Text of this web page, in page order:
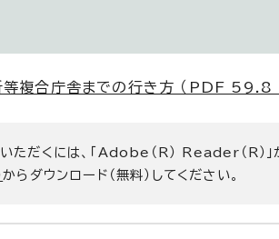
等複合庁舎までの行き方 （PDF 59.8
ただくには、「Adobe（R） Reader（R）
からダウンロード（無料）してください。